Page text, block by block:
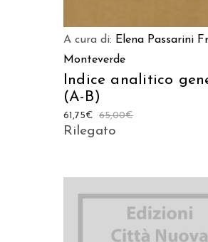
A cura di: Elena Passarini
Monteverde
Indice analitico
(A-B)
65,00€
61,75€
Rilegato